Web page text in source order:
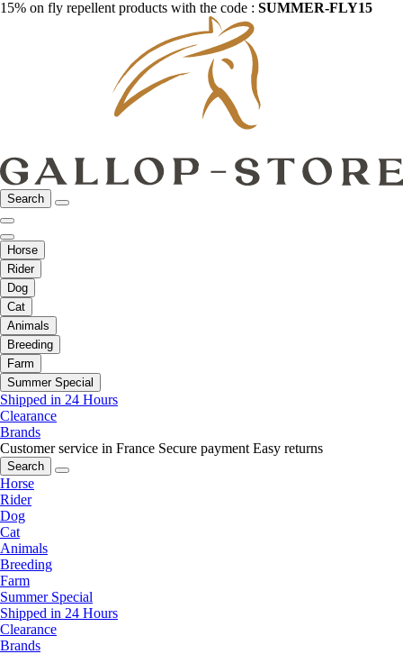
15% on fly repellent products with the code : SUMMER-FLY15
Search
Horse
Rider
Dog
Cat
Animals
Breeding
Farm
Summer Special
Shipped in 24 Hours
Clearance
Brands
Customer service in France Secure payment Easy returns
Search
Horse
Rider
Dog
Cat
Animals
Breeding
Farm
Summer Special
Shipped in 24 Hours
Clearance
Brands